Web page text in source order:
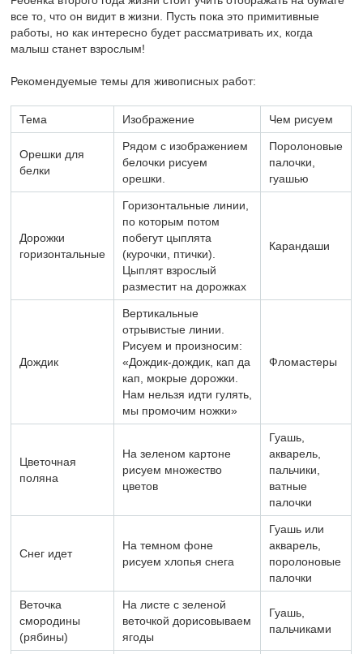
все то, что он видит в жизни. Пусть пока это примитивные
работы, но как интересно будет рассматривать их, когда
малыш станет взрослым!
Рекомендуемые темы для живописных работ:
Тема Изображение Чем рисуем
Орешки для
белки
Рядом с изображением
белочки рисуем
орешки.
Поролоновые
палочки,
гуашью
Дорожки
горизонтальные
Горизонтальные линии,
по которым потом
побегут цыплята
(курочки, птички).
Цыплят взрослый
разместит на дорожках
Карандаши
Дождик
Вертикальные
отрывистые линии.
Рисуем и произносим:
«Дождик-дождик, кап да
кап, мокрые дорожки.
Нам нельзя идти гулять,
мы промочим ножки»
Фломастеры
Цветочная
поляна
На зеленом картоне
рисуем множество
цветов
Гуашь,
акварель,
пальчики,
ватные
палочки
Снег идет
На темном фоне
рисуем хлопья снега
Гуашь или
акварель,
поролоновые
палочки
Веточка
смородины
(рябины)
На листе с зеленой
веточкой дорисовываем
ягоды
Гуашь,
пальчиками